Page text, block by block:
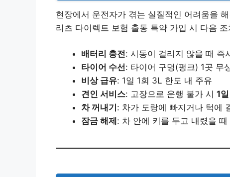
현장에서 운전자가 겪는 실질적인 어려움을
리츠 다이렉트 보험 출동 특약 가입 시 다음
배터리 충전: 시동이 걸리지 않을 때 즉
타이어 수선: 타이어 구멍(펑크) 1곳 무
비상 급유: 1일 1회 3L 한도 내 주유
견인 서비스: 고장으로 운행 불가 시 1
차 꺼내기 : 차가 도랑에 빠지거나 턱에
잠금 해제 : 차 안에 키를 두고 내렸을